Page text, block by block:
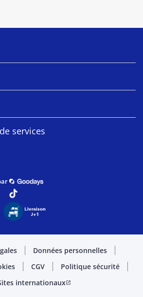
services
Données personnelles
CGV
Politique sécurité
internationauxopen_in_new